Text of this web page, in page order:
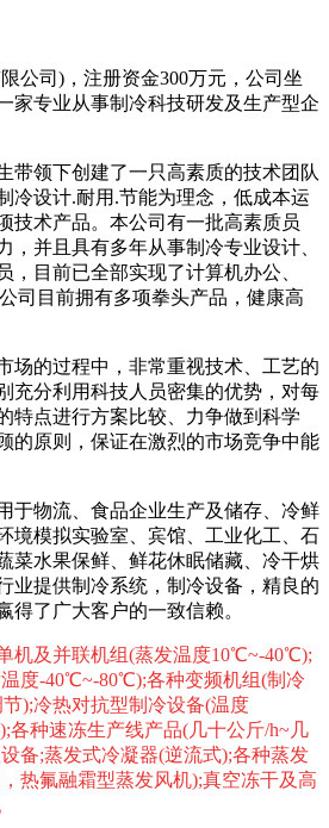
公司)，注册资金300万元，公司坐
家专业从事制冷科技研发及生产型企
带领下创建了一只高素质的技术团队
冷设计.耐用.节能为理念，低成本运
技术产品。本公司有一批高素质员
，并且具有多年从事制冷专业设计、
，目前已全部实现了计算机办公、
司目前拥有多项拳头产品，健康高
场的过程中，非常重视技术、工艺的
充分利用科技人员密集的优势，对每
特点进行方案比较、力争做到科学
的原则，保证在激烈的市场竞争中能
于物流、食品企业生产及储存、冷鲜
境模拟实验室、宾馆、工业化工、石
菜水果保鲜、鲜花休眠储藏、冷干烘
业提供制冷系统，制冷设备，精良的
得了广大客户的一致信赖。
机及并联机组(蒸发温度10℃~-40℃);
度-40℃~-80℃);各种变频机组(制冷
);冷热对抗型制冷设备(温度
种速冻生产线产品(几十公斤/h~几
备;蒸发式冷凝器(逆流式);各种蒸发
热氟融霜型蒸发风机);真空冻干及高